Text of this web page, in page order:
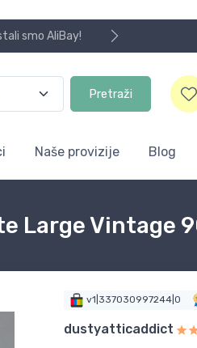
smo AliBay!
Pretraži
Naše provizije Blog
Large Vintage
v1|337030997244|0
dustyatticaddict